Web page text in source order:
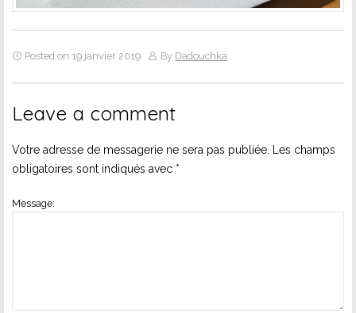
Posted on 19 janvier 2019 By Dadouchka
Leave a comment
Votre adresse de messagerie ne sera pas publiée.
Les champs
obligatoires sont indiqués avec *
Message: